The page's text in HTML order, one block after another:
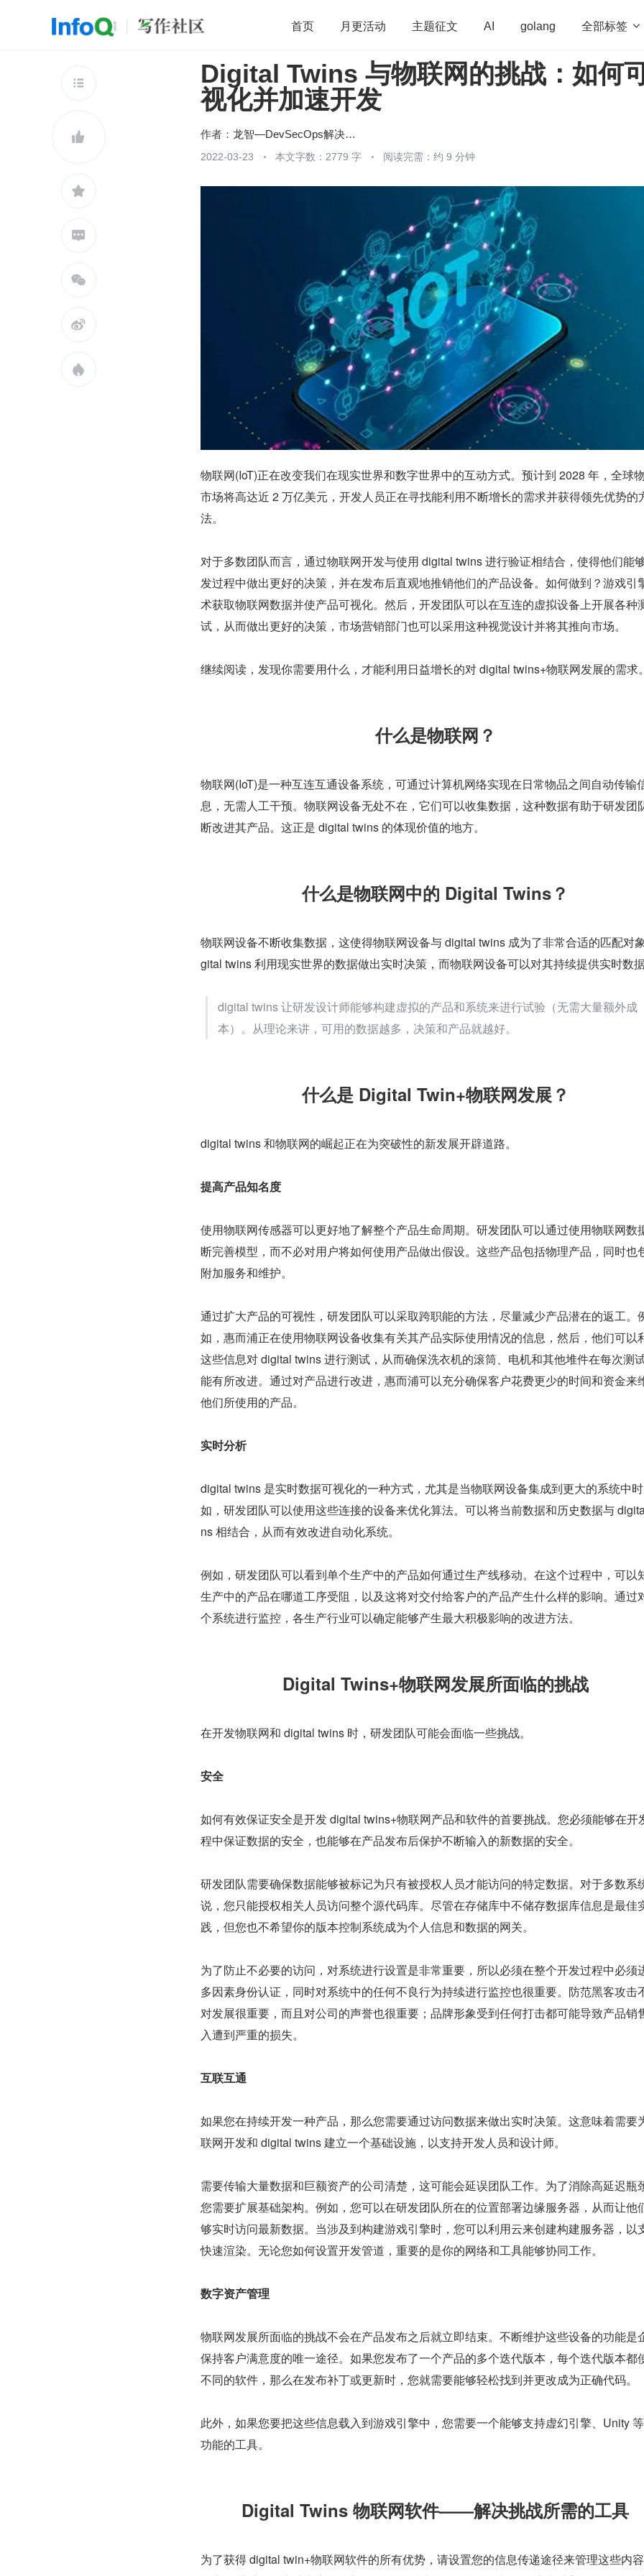
首页 月更活动 主题征文 AI golang 全部标签 
开源 架构 OpenHarmony 算法 学习方法 Web3.0 高
团队管理 程序员
查看更多







Digital Twins 与物联网的挑战：如何
视化并加速开发
作者： 龙智—DevSecOps解决方案
2022-03-23 本文字数：2779 字 阅读完需：约 9 分钟
物联网(IoT)正在改变我们在现实世界和数字世界中的互动方式。预计到 2028 年，全球
市场将高达近 2 万亿美元，开发人员正在寻找能利用不断增长的需求并获得领先优势的
法。
对于多数团队而言，通过物联网开发与使用 digital twins 进行验证相结合，使得他们能
发过程中做出更好的决策，并在发布后直观地推销他们的产品设备。如何做到？游戏引
术获取物联网数据并使产品可视化。然后，开发团队可以在互连的虚拟设备上开展各种
试，从而做出更好的决策，市场营销部门也可以采用这种视觉设计并将其推向市场。
继续阅读，发现你需要用什么，才能利用日益增长的对 digital twins+物联网发展的需求。
什么是物联网？
物联网(IoT)是一种互连互通设备系统，可通过计算机网络实现在日常物品之间自动传输
息，无需人工干预。物联网设备无处不在，它们可以收集数据，这种数据有助于研发团
断改进其产品。这正是 digital twins 的体现价值的地方。
什么是物联网中的 Digital Twins？
物联网设备不断收集数据，这使得物联网设备与 digital twins 成为了非常合适的匹配对
gital twins 利用现实世界的数据做出实时决策，而物联网设备可以对其持续提供实时数据
digital twins 让研发设计师能够构建虚拟的产品和系统来进行试验（无需大量额外成
本）。从理论来讲，可用的数据越多，决策和产品就越好。
什么是 Digital Twin+物联网发展？
digital twins 和物联网的崛起正在为突破性的新发展开辟道路。
提高产品知名度
使用物联网传感器可以更好地了解整个产品生命周期。研发团队可以通过使用物联网数
断完善模型，而不必对用户将如何使用产品做出假设。这些产品包括物理产品，同时也
附加服务和维护。
通过扩大产品的可视性，研发团队可以采取跨职能的方法，尽量减少产品潜在的返工。
如，惠而浦正在使用物联网设备收集有关其产品实际使用情况的信息，然后，他们可以
这些信息对 digital twins 进行测试，从而确保洗衣机的滚筒、电机和其他堆件在每次测
能有所改进。通过对产品进行改进，惠而浦可以充分确保客户花费更少的时间和资金来
他们所使用的产品。
实时分析
digital twins 是实时数据可视化的一种方式，尤其是当物联网设备集成到更大的系统中
如，研发团队可以使用这些连接的设备来优化算法。可以将当前数据和历史数据与
ns 相结合，从而有效改进自动化系统。
例如，研发团队可以看到单个生产中的产品如何通过生产线移动。在这个过程中，可以
生产中的产品在哪道工序受阻，以及这将对交付给客户的产品产生什么样的影响。通过
个系统进行监控，各生产行业可以确定能够产生最大积极影响的改进方法。
Digital Twins+物联网发展所面临的挑战
在开发物联网和 digital twins 时，研发团队可能会面临一些挑战。
安全
如何有效保证安全是开发 digital twins+物联网产品和软件的首要挑战。您必须能够在开
程中保证数据的安全，也能够在产品发布后保护不断输入的新数据的安全。
研发团队需要确保数据能够被标记为只有被授权人员才能访问的特定数据。对于多数系
说，您只能授权相关人员访问整个源代码库。尽管在存储库中不储存数据库信息是最佳
践，但您也不希望你的版本控制系统成为个人信息和数据的网关。
为了防止不必要的访问，对系统进行设置是非常重要，所以必须在整个开发过程中必须
多因素身份认证，同时对系统中的任何不良行为持续进行监控也很重要。防范黑客攻击
对发展很重要，而且对公司的声誉也很重要；品牌形象受到任何打击都可能导致产品销
入遭到严重的损失。
互联互通
如果您在持续开发一种产品，那么您需要通过访问数据来做出实时决策。这意味着需要
联网开发和 digital twins 建立一个基础设施，以支持开发人员和设计师。
需要传输大量数据和巨额资产的公司清楚，这可能会延误团队工作。为了消除高延迟瓶
您需要扩展基础架构。例如，您可以在研发团队所在的位置部署边缘服务器，从而让他
够实时访问最新数据。当涉及到构建游戏引擎时，您可以利用云来创建构建服务器，以
快速渲染。无论您如何设置开发管道，重要的是你的网络和工具能够协同工作。
数字资产管理
物联网发展所面临的挑战不会在产品发布之后就立即结束。不断维护这些设备的功能是
保持客户满意度的唯一途径。如果您发布了一个产品的多个迭代版本，每个迭代版本都
不同的软件，那么在发布补丁或更新时，您就需要能够轻松找到并更改成为正确代码。
此外，如果您要把这些信息载入到游戏引擎中，您需要一个能够支持虚幻引擎、Unity
功能的工具。
Digital Twins 物联网软件——解决挑战所需的工具
为了获得 digital twin+物联网软件的所有优势，请设置您的信息传递途径来管理这些内